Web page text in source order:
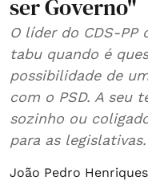
ser Governo"
O líder do CDS-
tabu quando é
possibilidade de
com o PSD. A seu
sozinho ou
para as legislativas.
João Pedro Henriques